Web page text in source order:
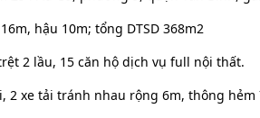
hậu 10m; tổng DTSD 368m2
2 lầu, 15 căn hộ dịch vụ full nội thất.
2 xe tải tránh nhau rộng 6m, thông hẻm